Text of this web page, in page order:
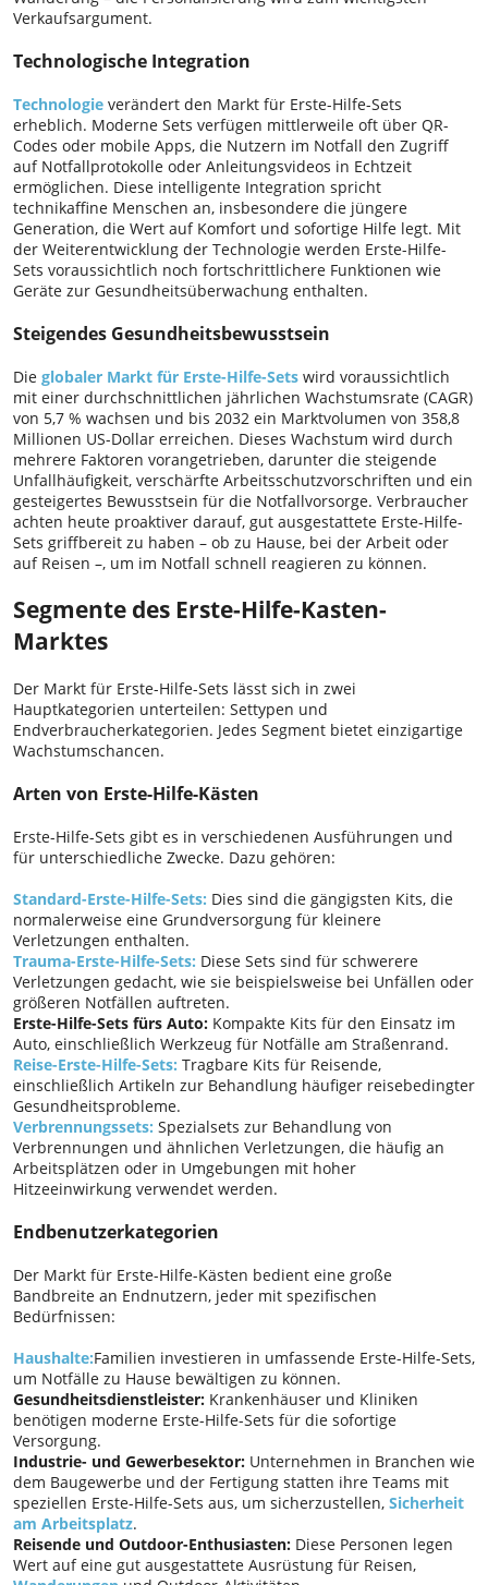
Verkaufsargument.
Technologische Integration
Technologie verändert den Markt für Erste-Hilfe-Sets
erheblich. Moderne Sets verfügen mittlerweile oft über QR-
Codes oder mobile Apps, die Nutzern im Notfall den Zugriff
auf Notfallprotokolle oder Anleitungsvideos in Echtzeit
ermöglichen. Diese intelligente Integration spricht
technikaffine Menschen an, insbesondere die jüngere
Generation, die Wert auf Komfort und sofortige Hilfe legt. Mit
der Weiterentwicklung der Technologie werden Erste-Hilfe-
Sets voraussichtlich noch fortschrittlichere Funktionen wie
Geräte zur Gesundheitsüberwachung enthalten.
Steigendes Gesundheitsbewusstsein
Die globaler Markt für Erste-Hilfe-Sets wird voraussichtlich
mit einer durchschnittlichen jährlichen Wachstumsrate (CAGR)
von 5,7 % wachsen und bis 2032 ein Marktvolumen von 358,8
Millionen US-Dollar erreichen. Dieses Wachstum wird durch
mehrere Faktoren vorangetrieben, darunter die steigende
Unfallhäufigkeit, verschärfte Arbeitsschutzvorschriften und ein
gesteigertes Bewusstsein für die Notfallvorsorge. Verbraucher
achten heute proaktiver darauf, gut ausgestattete Erste-Hilfe-
Sets griffbereit zu haben – ob zu Hause, bei der Arbeit oder
auf Reisen –, um im Notfall schnell reagieren zu können.
Segmente des Erste-Hilfe-Kasten-
Marktes
Der Markt für Erste-Hilfe-Sets lässt sich in zwei
Hauptkategorien unterteilen: Settypen und
Endverbraucherkategorien. Jedes Segment bietet einzigartige
Wachstumschancen.
Arten von Erste-Hilfe-Kästen
Erste-Hilfe-Sets gibt es in verschiedenen Ausführungen und
für unterschiedliche Zwecke. Dazu gehören:
Standard-Erste-Hilfe-Sets: Dies sind die gängigsten Kits, die
normalerweise eine Grundversorgung für kleinere
Verletzungen enthalten.
Trauma-Erste-Hilfe-Sets: Diese Sets sind für schwerere
Verletzungen gedacht, wie sie beispielsweise bei Unfällen oder
größeren Notfällen auftreten.
Erste-Hilfe-Sets fürs Auto: Kompakte Kits für den Einsatz im
Auto, einschließlich Werkzeug für Notfälle am Straßenrand.
Reise-Erste-Hilfe-Sets: Tragbare Kits für Reisende,
einschließlich Artikeln zur Behandlung häufiger reisebedingter
Gesundheitsprobleme.
Verbrennungssets: Spezialsets zur Behandlung von
Verbrennungen und ähnlichen Verletzungen, die häufig an
Arbeitsplätzen oder in Umgebungen mit hoher
Hitzeeinwirkung verwendet werden.
Endbenutzerkategorien
Der Markt für Erste-Hilfe-Kästen bedient eine große
Bandbreite an Endnutzern, jeder mit spezifischen
Bedürfnissen:
Haushalte:Familien investieren in umfassende Erste-Hilfe-Sets,
um Notfälle zu Hause bewältigen zu können.
Gesundheitsdienstleister: Krankenhäuser und Kliniken
benötigen moderne Erste-Hilfe-Sets für die sofortige
Versorgung.
Industrie- und Gewerbesektor: Unternehmen in Branchen wie
dem Baugewerbe und der Fertigung statten ihre Teams mit
speziellen Erste-Hilfe-Sets aus, um sicherzustellen, Sicherheit
am Arbeitsplatz.
Reisende und Outdoor-Enthusiasten: Diese Personen legen
Wert auf eine gut ausgestattete Ausrüstung für Reisen,